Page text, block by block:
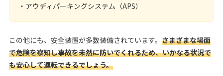
・​​アウディパーキングシステム（APS）
この他にも、安全装置が多数装備されています。 さまざまな場面
で危険を察知し事故を未然に防いでくれるため、いかなる状況で
も安心して運転できるでしょう。